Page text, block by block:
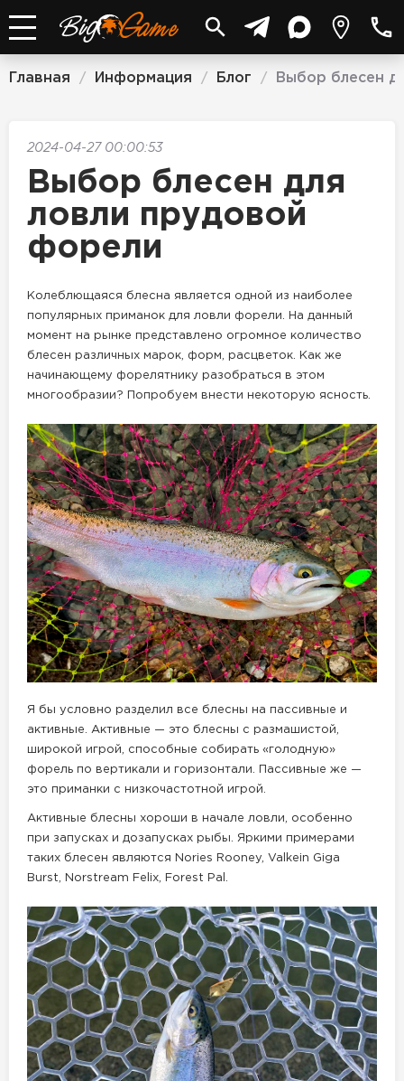
Главная / Информация / Блог / Выбор блесен
2024-04-27 00:00:53
Выбор блесен для
ловли прудовой
форели
Колеблющаяся блесна является одной из наиболее
популярных приманок для ловли форели. На данный
момент на рынке представлено огромное количество
блесен различных марок, форм, расцветок. Как же
начинающему форелятнику разобраться в этом
многообразии? Попробуем внести некоторую ясность.
Я бы условно разделил все блесны на пассивные и
активные. Активные — это блесны с размашистой,
широкой игрой, способные собирать «голодную»
форель по вертикали и горизонтали. Пассивные же —
это приманки с низкочастотной игрой.
Активные блесны хороши в начале ловли, особенно
при запусках и дозапусках рыбы. Яркими примерами
таких блесен являются Nories Rooney, Valkein Giga
Burst, Norstream Felix, Forest Pal.